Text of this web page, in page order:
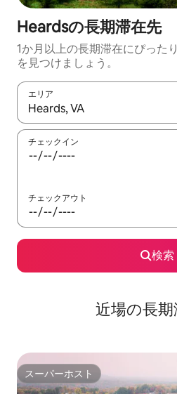
Heardsの長期滞在先
1か月以上の長期滞在にぴった
を見つけましょう。
エリア
検索結果が表示されたら、上下
チェックイン
チェックアウト
検索
近場の長
スーパーホスト
スーパーホスト